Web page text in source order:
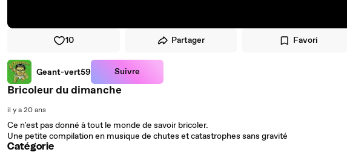
10 Partager Favori
Geant-vert59 Suivre
Bricoleur du dimanche
il y a 20 ans
Ce n'est pas donné à tout le monde de savoir bricoler.
Une petite compilation en musique de chutes et catastrophes sans gravité
Catégorie